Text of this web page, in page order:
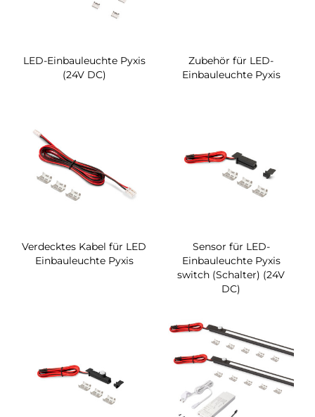
LED-Einbauleuchte Pyxis
(24V DC)
Zubehör für LED-
Einbauleuchte Pyxis
Verdecktes Kabel für LED
Einbauleuchte Pyxis
Sensor für LED-
Einbauleuchte Pyxis
switch (Schalter) (24V
DC)